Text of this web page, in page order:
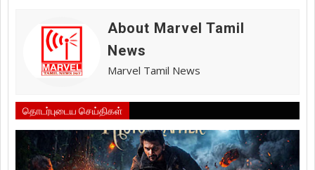
About Marvel Tamil
News
Marvel Tamil News
தொடர்புடைய செய்திகள்